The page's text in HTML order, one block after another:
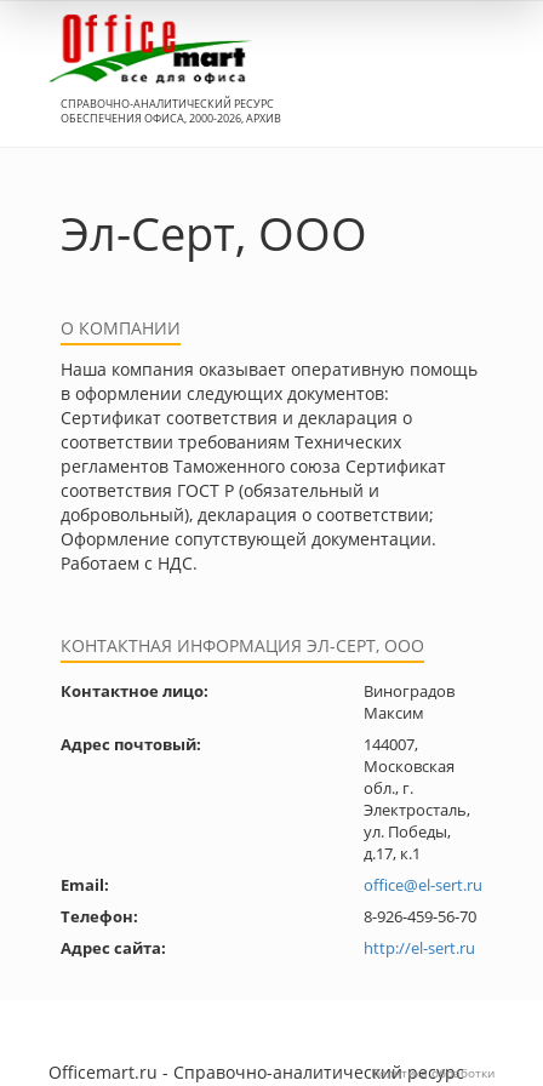
СПРАВОЧНО-АНАЛИТИЧЕСКИЙ РЕСУРС
ОБЕСПЕЧЕНИЯ ОФИСА, 2000-2026, АРХИВ
Эл-Серт, ООО
О КОМПАНИИ
Наша компания оказывает оперативную помощь
в оформлении следующих документов:
Сертификат соответствия и декларация о
соответствии требованиям Технических
регламентов Таможенного союза Сертификат
соответствия ГОСТ Р (обязательный и
добровольный), декларация о соответствии;
Оформление сопутствующей документации.
Работаем с НДС.
КОНТАКТНАЯ ИНФОРМАЦИЯ ЭЛ-СЕРТ, ООО
Контактное лицо:
Виноградов
Максим
Адрес почтовый:
144007,
Московская
обл., г.
Электросталь,
ул. Победы,
д.17, к.1
Email:
office@el-sert.ru
Телефон:
8-926-459-56-70
Адрес сайта:
http://el-sert.ru
Officemart.ru - Справочно-аналитический ресурс
Политика обработки